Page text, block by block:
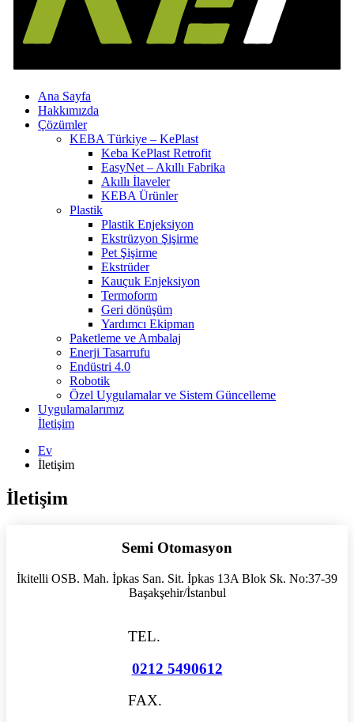
Ana Sayfa
Hakkımızda
Çözümler
KEBA Türkiye – KePlast
Keba KePlast Retrofit
EasyNet – Akıllı Fabrika
Akıllı İlaveler
KEBA Ürünler
Plastik
Plastik Enjeksiyon
Ekstrüzyon Şişirme
Pet Şişirme
Ekstrüder
Kauçuk Enjeksiyon
Termoform
Geri dönüşüm
Yardımcı Ekipman
Paketleme ve Ambalaj
Enerji Tasarrufu
Endüstri 4.0
Robotik
Özel Uygulamalar ve Sistem Güncelleme
Uygulamalarımız
İletişim
Ev
İletişim
İletişim
Semi Otomasyon
İkitelli OSB. Mah. İpkas San. Sit. İpkas 13A Blok Sk. No:37-39
Başakşehir/İstanbul
TEL.
0212 5490612
FAX.